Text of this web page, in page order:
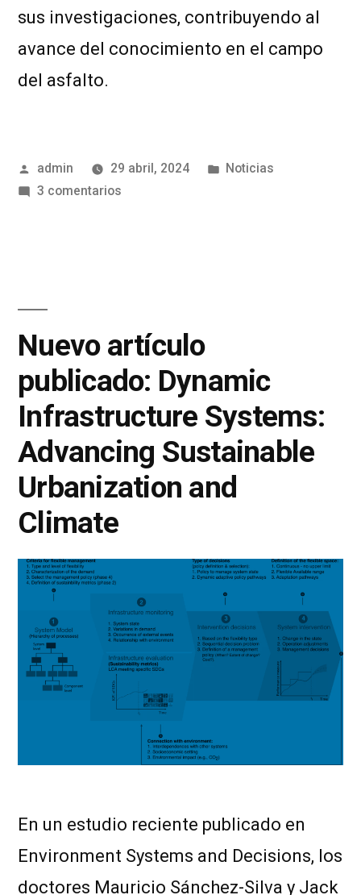
sus investigaciones, contribuyendo al
avance del conocimiento en el campo
del asfalto.
admin 29 abril, 2024
Noticias
3 comentarios
Nuevo artículo
publicado: Dynamic
Infrastructure Systems:
Advancing Sustainable
Urbanization and
Climate
En un estudio reciente publicado en
Environment Systems and Decisions, los
doctores Mauricio Sánchez-Silva y Jack